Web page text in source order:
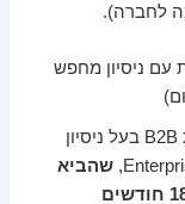
לחברה).
עם ניסיון מחפש
"איש מכירות B2B בעל ניסיון
שהביא
לצמיחה של 150% בהכנסות ב-18 חודשים